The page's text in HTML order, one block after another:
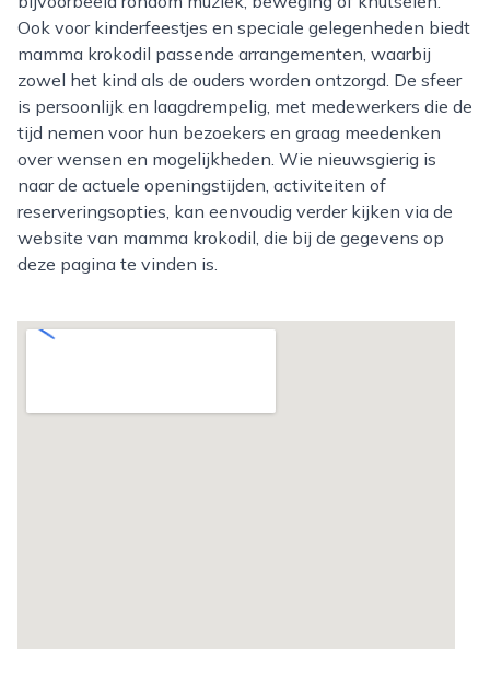
Ook voor kinderfeestjes en speciale gelegenheden biedt
mamma krokodil passende arrangementen, waarbij
zowel het kind als de ouders worden ontzorgd. De sfeer
is persoonlijk en laagdrempelig, met medewerkers die de
tijd nemen voor hun bezoekers en graag meedenken
over wensen en mogelijkheden. Wie nieuwsgierig is
naar de actuele openingstijden, activiteiten of
reserveringsopties, kan eenvoudig verder kijken via de
website van mamma krokodil, die bij de gegevens op
deze pagina te vinden is.